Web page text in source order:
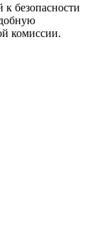
безопасности
комиссии.